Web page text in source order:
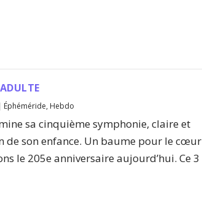
Éphéméride, Hebdo
sa cinquième symphonie, claire et
de son enfance. Un baume pour le cœur
le 205e anniversaire aujourd’hui. Ce 3